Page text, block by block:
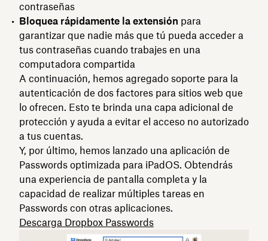
contraseñas
Bloquea rápidamente la extensión para
garantizar que nadie más que tú pueda acceder a
tus contraseñas cuando trabajes en una
computadora compartida
A continuación, hemos agregado soporte para la
autenticación de dos factores para sitios web que
lo ofrecen. Esto te brinda una capa adicional de
protección y ayuda a evitar el acceso no autorizado
a tus cuentas.
Y, por último, hemos lanzado una aplicación de
Passwords optimizada para iPadOS. Obtendrás
una experiencia de pantalla completa y la
capacidad de realizar múltiples tareas en
Passwords con otras aplicaciones.
Descarga Dropbox Passwords